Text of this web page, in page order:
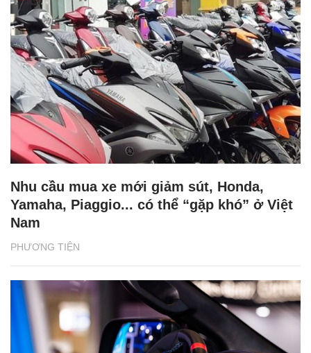
PHƯƠNG TIỆN
Nhu cầu mua xe mới giảm sút, Honda,
Yamaha, Piaggio... có thể “gặp khó” ở Việt
Nam